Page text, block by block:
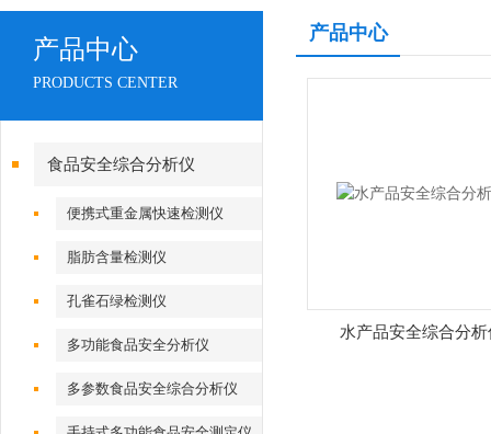
产品中心
PRODUCTS CENTER
食品安全综合分析仪
便携式重金属快速检测仪
脂肪含量检测仪
孔雀石绿检测仪
多功能食品安全分析仪
多参数食品安全综合分析仪
产品中心
水产品安全综合分析